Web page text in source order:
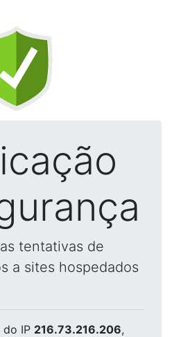
tentativas de
a sites hospedados
do IP 216.73.216.206,